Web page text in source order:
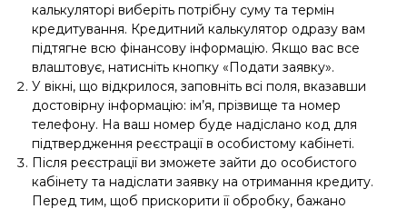
калькуляторі виберіть потрібну суму та термін
кредитування. Кредитний калькулятор одразу вам
підтягне всю фінансову інформацію. Якщо вас все
влаштовує, натисніть кнопку «Подати заявку».
У вікні, що відкрилося, заповніть всі поля, вказавши
достовірну інформацію: ім’я, прізвище та номер
телефону. На ваш номер буде надіслано код для
підтвердження реєстрації в особистому кабінеті.
Після реєстрації ви зможете зайти до особистого
кабінету та надіслати заявку на отримання кредиту.
Перед тим, щоб прискорити її обробку, бажано